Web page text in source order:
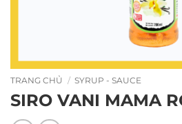
TRANG CHỦ / SYRUP - SAUCE
SIRO VANI MAMA